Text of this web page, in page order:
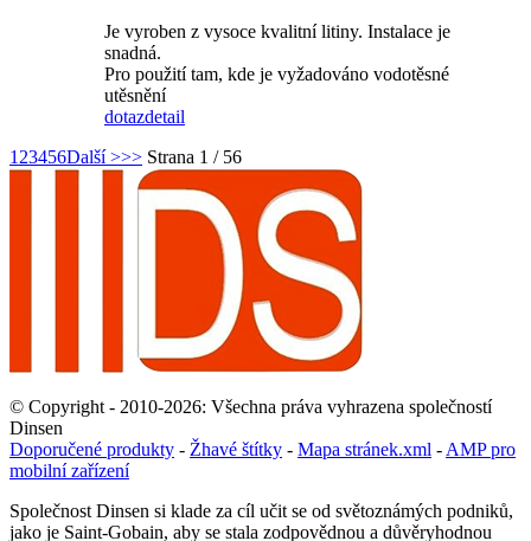
Je vyroben z vysoce kvalitní litiny. Instalace je
snadná.
Pro použití tam, kde je vyžadováno vodotěsné
utěsnění
dotazdetail
1 23456Další >>> Strana 1 / 56
© Copyright - 2010-2026: Všechna práva vyhrazena společností
Dinsen
Doporučené produkty - Žhavé štítky - Mapa stránek.xml - AMP pro
mobilní zařízení
Společnost Dinsen si klade za cíl učit se od světoznámých podniků,
jako je Saint-Gobain, aby se stala zodpovědnou a důvěryhodnou